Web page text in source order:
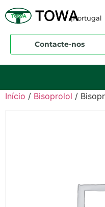
|Portugal
Contacte-nos
Início / Bisoprolol /